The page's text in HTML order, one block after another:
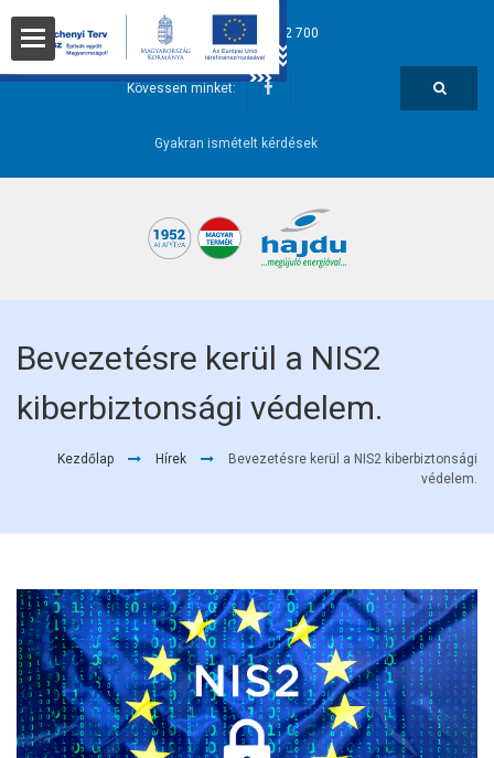
hajdu@hajdurt.hu +36 52 582 700
Kövessen minket:
Gyakran ismételt kérdések
Bevezetésre kerül a NIS2
kiberbiztonsági védelem.
Kezdőlap Hírek
Bevezetésre kerül a NIS2 kiberbiztonsági
védelem.